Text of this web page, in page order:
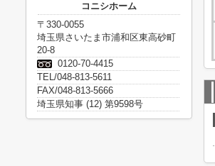
コニシホーム
〒330-0055
埼玉県さいたま市浦和区東高砂町
20-8
0120-70-4415
TEL/048-813-5611
FAX/048-813-5666
埼玉県知事 (12) 第9598号